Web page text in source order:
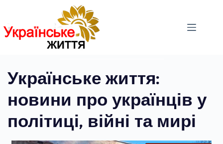
Українське життя:
новини про українців у
політиці, війні та мирі